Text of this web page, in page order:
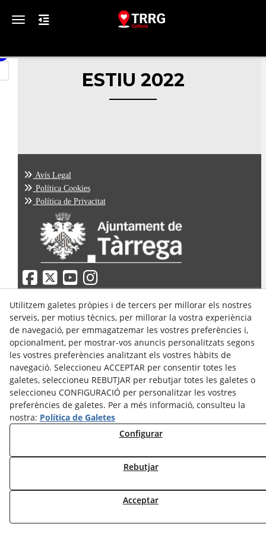
Toggle navigation
ESTIU 2022
Avís Legal
Política Cookies
Política de Privacitat
© 08/2026 Cultura Tàrrega - Tots els drets reservats.
Utilitzem galetes pròpies i de tercers per millorar els nostres
serveis, per motius tècnics, per millorar la vostra experiència
de navegació, per emmagatzemar les vostres preferències i,
opcionalment, per mostrar-vos anuncis personalitzats segons
les vostres preferències analitzant els vostres hàbits de
navegació. Seleccioneu ACCEPTAR per consentir totes les
galetes, seleccioneu REBUTJAR per rebutjar totes les galetes o
seleccioneu CONFIGURACIÓ per personalitzar les vostres
preferències de galetes. Per a més informació, consulteu la
nostra: Política de Galetes
Configurar
Rebutjar
Acceptar